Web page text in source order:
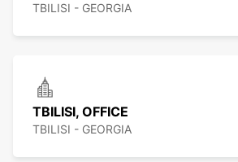
TBILISI - GEORGIA
TBILISI, OFFICE
TBILISI - GEORGIA